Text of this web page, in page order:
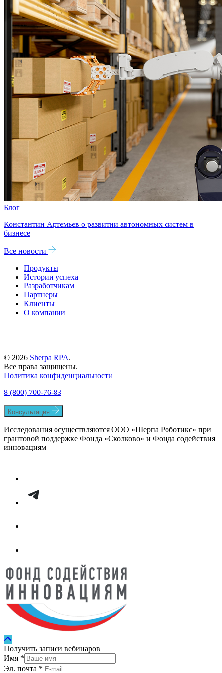
Блог
Константин Артемьев о развитии автономных систем в
бизнесе
Все новости
Продукты
Истории успеха
Разработчикам
Партнеры
Клиенты
О компании
© 2026 Sherpa RPA.
Все права защищены.
Политика конфиденциальности
8 (800) 700-76-83
Консультация
Исследования осуществляются ООО «Шерпа Роботикс» при
грантовой поддержке Фонда «Сколково» и Фонда содействия
инновациям
Получить записи вебинаров
Имя *
Эл. почта *